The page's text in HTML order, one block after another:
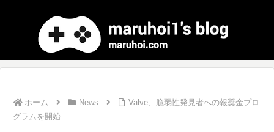
ホーム News
Valve、脆弱性発見者への報奨金プロ
グラムを開始